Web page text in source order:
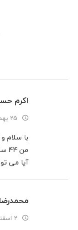
اکرم
25 بهمن 1399 - 15:02
با سلام و
آیا می
2 اسفند 1399 - 00:42